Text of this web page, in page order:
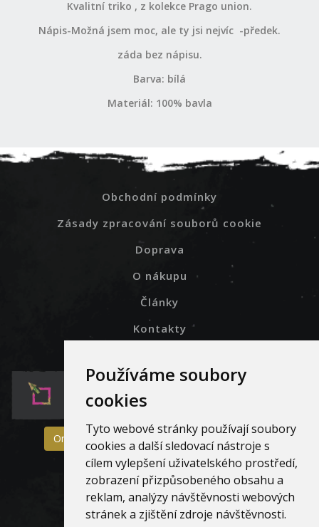
Používáme soubory
cookies
Tyto webové stránky používají soubory
cookies a další sledovací nástroje s
cílem vylepšení uživatelského prostředí,
zobrazení přizpůsobeného obsahu a
reklam, analýzy návštěvnosti webových
stránek a zjištění zdroje návštěvnosti.
Kvalitní triko , z kolekce Prago union.
Nápis-Možná jsem moc, ale ty jsi nejvíc -předek.
záda bez nápisu.
Barva: bílá
Materiál: 100% bavla
Obchodní podmínky
Zásady zpracování souborů cookie
Doprava
O nákupu
Články
Kontakty
On-line formulář pro reklamaci a vrácení zboží
© 2023. PragoUnionShop.cz